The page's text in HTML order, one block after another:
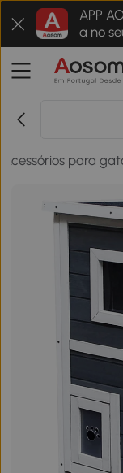
APP
a no
Acessórios para